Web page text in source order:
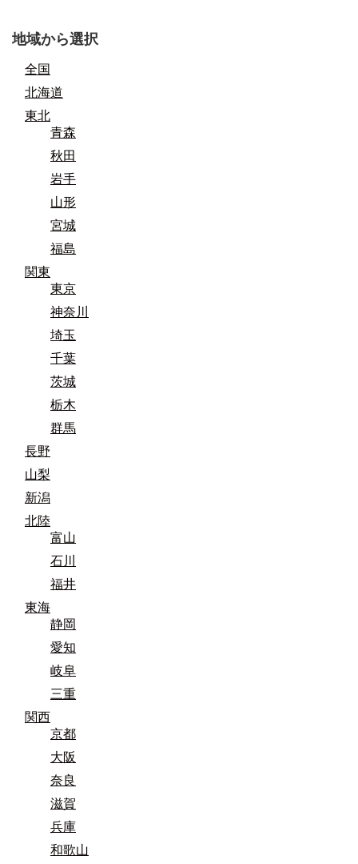
地域から選択
全国
北海道
東北
青森
秋田
岩手
山形
宮城
福島
関東
東京
神奈川
埼玉
千葉
茨城
栃木
群馬
長野
山梨
新潟
北陸
富山
石川
福井
東海
静岡
愛知
岐阜
三重
関西
京都
大阪
奈良
滋賀
兵庫
和歌山